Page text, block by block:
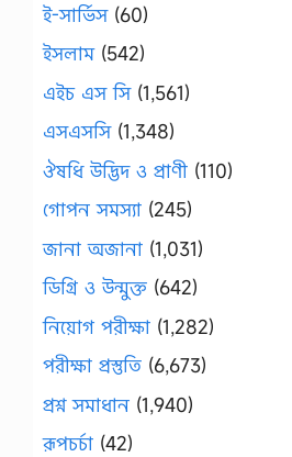
ই-সার্ভিস(60)
ইসলাম(542)
এইচ এস সি(1,561)
এসএসসি(1,348)
ঔষধি উদ্ভিদ ও প্রাণী (110)
গোপন সমস্যা (245)
জানা অজানা (1,031)
ডিগ্রি ও উন্মুক্ত (642)
নিয়োগ পরীক্ষা (1,282)
পরীক্ষা প্রস্তুতি (6,673)
প্রশ্ন সমাধান (1,940)
রূপচর্চা (42)